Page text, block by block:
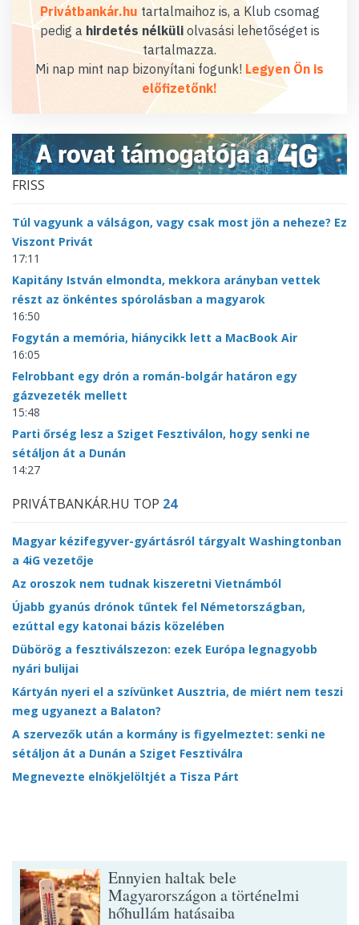
Privátbankár.hu tartalmaihoz is, a Klub csomag
pedig a hirdetés nélküliolvasási lehetőséget is
tartalmazza.
Mi nap mint nap bizonyítani fogunk! Legyen Ön is
előfizetőnk!
FRISS
Túl vagyunk a válságon, vagy csak most jön a neheze? Ez
Viszont Privát
17:11
Kapitány István elmondta, mekkora arányban vettek
részt az önkéntes spórolásban a magyarok
16:50
Fogytán a memória, hiánycikk lett a MacBook Air
16:05
Felrobbant egy drón a román-bolgár határon egy
gázvezeték mellett
15:48
Parti őrség lesz a Sziget Fesztiválon, hogy senki ne
sétáljon át a Dunán
14:27
PRIVÁTBANKÁR.HU TOP 24
Magyar kézifegyver-gyártásról tárgyalt Washingtonban
a 4iG vezetője
Az oroszok nem tudnak kiszeretni Vietnámból
Újabb gyanús drónok tűntek fel Németországban,
ezúttal egy katonai bázis közelében
Dübörög a fesztiválszezon: ezek Európa legnagyobb
nyári bulijai
Kártyán nyeri el a szívünket Ausztria, de miért nem teszi
meg ugyanezt a Balaton?
A szervezők után a kormány is figyelmeztet: senki ne
sétáljon át a Dunán a Sziget Fesztiválra
Megnevezte elnökjelöltjét a Tisza Párt
Ennyien haltak bele
Magyarországon a történelmi
hőhullám hatásaiba